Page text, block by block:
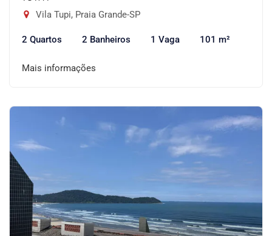
Vila Tupi, Praia Grande-SP
2 Quartos 2 Banheiros 1 Vaga 101 m²
Mais informações